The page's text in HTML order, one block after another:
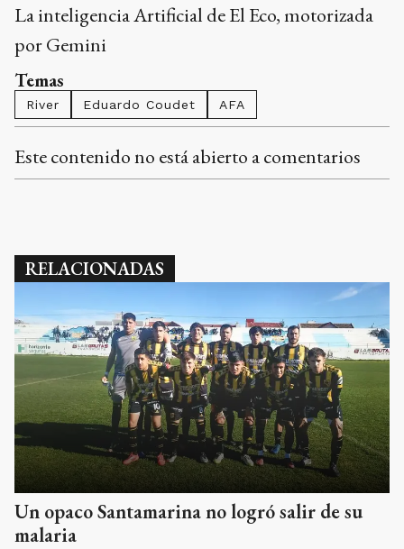
La inteligencia Artificial de El Eco, motorizada
por Gemini
Temas
River Eduardo Coudet AFA
Este contenido no está abierto a comentarios
RELACIONADAS
Un opaco Santamarina no logró salir de su
malaria